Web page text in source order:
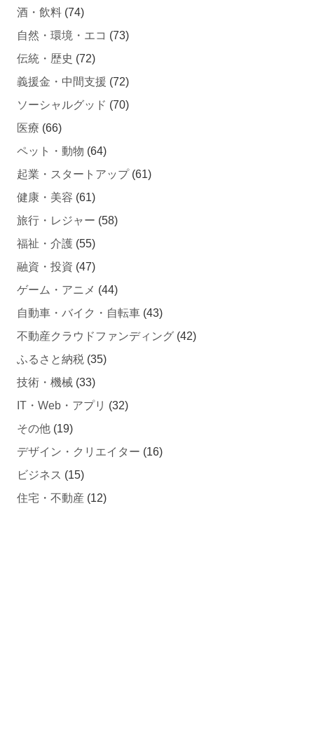
自然・環境・エコ
伝統・歴史 (72)
義援金・中間支援
ソーシャルグッド (70)
医療 (66)
ペット・動物
起業・スタートアップ
健康・美容 (61)
旅行・レジャー
福祉・介護(55)
融資・投資 (47)
ゲーム・アニメ
自動車・バイク・自転車
不動産クラウドファンディング
ふるさと納税 (35)
技術・機械(33)
IT・Web・アプリ
その他(19)
デザイン・クリエイター
ビジネス (15)
住宅・不動産